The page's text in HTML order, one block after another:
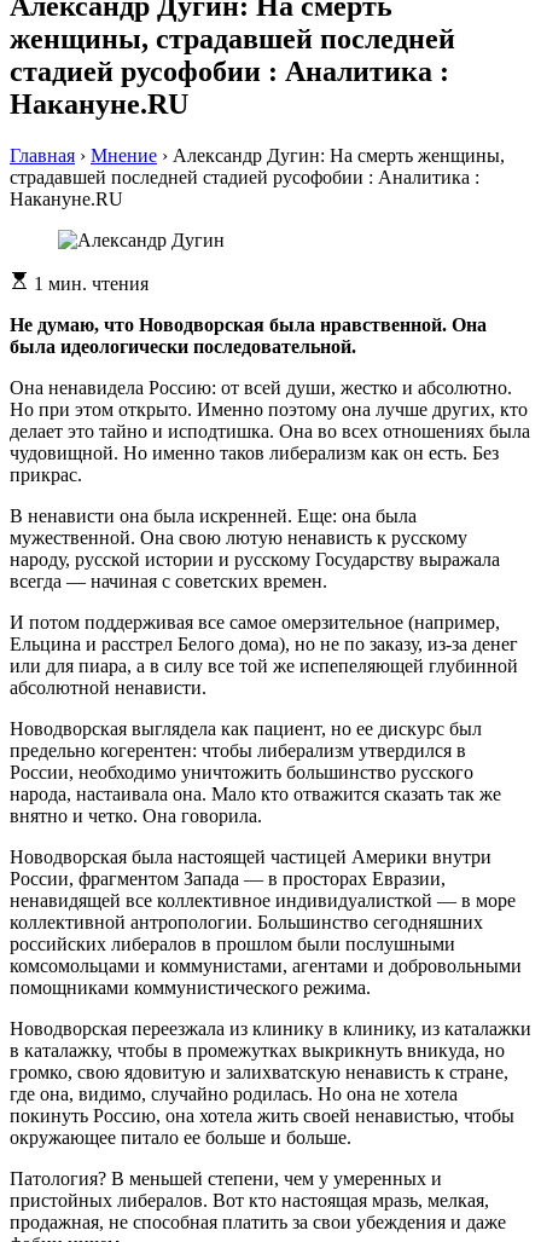
женщины, страдавшей последней
стадией русофобии : Аналитика :
Накануне.RU
Главная › Мнение › Александр Дугин: На смерть женщины,
страдавшей последней стадией русофобии : Аналитика :
Накануне.RU
Расчетное
чтения
1 мин. чтения
Не думаю, что Новодворская была нравственной. Она
была идеологически последовательной.
Она ненавидела Россию: от всей души, жестко и абсолютно.
Но при этом открыто. Именно поэтому она лучше других, кто
делает это тайно и исподтишка. Она во всех отношениях была
чудовищной. Но именно таков либерализм как он есть. Без
прикрас.
В ненависти она была искренней. Еще: она была
мужественной. Она свою лютую ненависть к русскому
народу, русской истории и русскому Государству выражала
всегда — начиная с советских времен.
И потом поддерживая все самое омерзительное (например,
Ельцина и расстрел Белого дома), но не по заказу, из-за денег
или для пиара, а в силу все той же испепеляющей глубинной
абсолютной ненависти.
Новодворская выглядела как пациент, но ее дискурс был
предельно когерентен: чтобы либерализм утвердился в
России, необходимо уничтожить большинство русского
народа, настаивала она. Мало кто отважится сказать так же
внятно и четко. Она говорила.
Новодворская была настоящей частицей Америки внутри
России, фрагментом Запада — в просторах Евразии,
ненавидящей все коллективное индивидуалисткой — в море
коллективной антропологии. Большинство сегодняшних
российских либералов в прошлом были послушными
комсомольцами и коммунистами, агентами и добровольными
помощниками коммунистического режима.
Новодворская переезжала из клинику в клинику, из каталажки
в каталажку, чтобы в промежутках выкрикнуть вникуда, но
громко, свою ядовитую и залихватскую ненависть к стране,
где она, видимо, случайно родилась. Но она не хотела
покинуть Россию, она хотела жить своей ненавистью, чтобы
окружающее питало ее больше и больше.
Патология? В меньшей степени, чем у умеренных и
пристойных либералов. Вот кто настоящая мразь, мелкая,
продажная, не способная платить за свои убеждения и даже